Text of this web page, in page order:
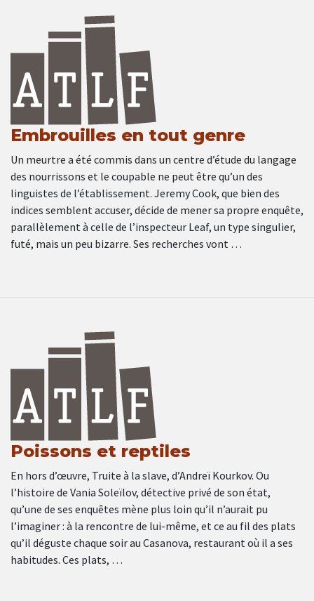
Embrouilles en tout genre
Un meurtre a été commis dans un centre d’étude du langage
des nourrissons et le coupable ne peut être qu’un des
linguistes de l’établissement. Jeremy Cook, que bien des
indices semblent accuser, décide de mener sa propre enquête,
parallèlement à celle de l’inspecteur Leaf, un type singulier,
futé, mais un peu bizarre. Ses recherches vont …
Poissons et reptiles
En hors d’œuvre, Truite à la slave, d’Andreï Kourkov. Ou
l’histoire de Vania Soleïlov, détective privé de son état,
qu’une de ses enquêtes mène plus loin qu’il n’aurait pu
l’imaginer : à la rencontre de lui-même, et ce au fil des plats
qu’il déguste chaque soir au Casanova, restaurant où il a ses
habitudes. Ces plats, …